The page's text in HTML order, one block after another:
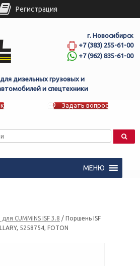
г. Новосибирск
+7 (383) 255-61-00
+7 (962) 835-61-00
дизельных грузовых и
и спецтехники
Задать вопрос
МЕНЮ
CUMMINS ISF 3.8 / Поршень ISF
5258754, FOTON
Регистрация